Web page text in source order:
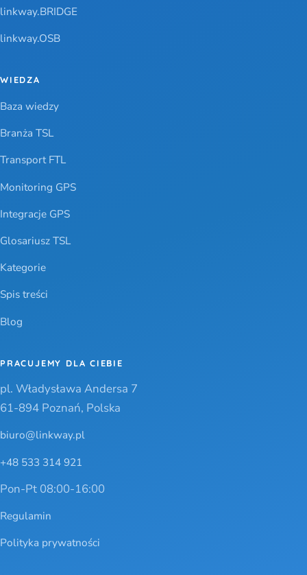
linkway.BRIDGE
linkway.OSB
WIEDZA
Baza wiedzy
Branża TSL
Transport FTL
Monitoring GPS
Integracje GPS
Glosariusz TSL
Kategorie
Spis treści
Blog
PRACUJEMY DLA CIEBIE
pl. Władysława Andersa 7
61-894 Poznań, Polska
biuro@linkway.pl
+48 533 314 921
Pon-Pt 08:00-16:00
Regulamin
Polityka prywatności